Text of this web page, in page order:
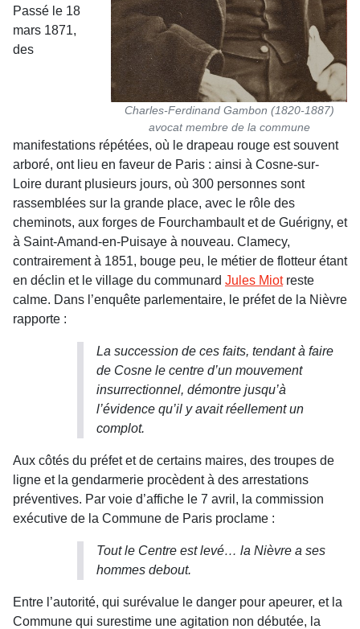
Charles-Ferdinand Gambon (1820-1887)
avocat membre de la commune
Passé le 18
mars 1871,
des
manifestations répétées, où le drapeau rouge est souvent
arboré, ont lieu en faveur de Paris : ainsi à Cosne-sur-
Loire durant plusieurs jours, où 300 personnes sont
rassemblées sur la grande place, avec le rôle des
cheminots, aux forges de Fourchambault et de Guérigny, et
à Saint-Amand-en-Puisaye à nouveau. Clamecy,
contrairement à 1851, bouge peu, le métier de flotteur étant
en déclin et le village du communard Jules Miotreste
calme. Dans l’enquête parlementaire, le préfet de la Nièvre
rapporte :
La succession de ces faits, tendant à faire
de Cosne le centre d’un mouvement
insurrectionnel, démontre jusqu’à
l’évidence qu’il y avait réellement un
complot.
Aux côtés du préfet et de certains maires, des troupes de
ligne et la gendarmerie procèdent à des arrestations
préventives. Par voie d’affiche le 7 avril, la commission
exécutive de la Commune de Paris proclame :
Tout le Centre est levé… la Nièvre a ses
hommes debout.
Entre l’autorité, qui surévalue le danger pour apeurer, et la
Commune qui surestime une agitation non débutée, la